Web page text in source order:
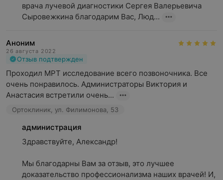
врача лучевой диагностики Сергея Валерьевича
Сыровежкина благодарим Вас, Люд...
Аноним
26 августа 2022
Отзыв подтвержден
Проходил МРТ исследование всего позвоночника. Все
очень понравилось. Администраторы Виктория и
Анастасия встретили очень...
Ортоклиник, ул. Филимонова, 53
администрация
Здравствуйте, Александр!
Мы благодарны Вам за отзыв, это лучшее
доказательство профессионализма наших врачей! И,